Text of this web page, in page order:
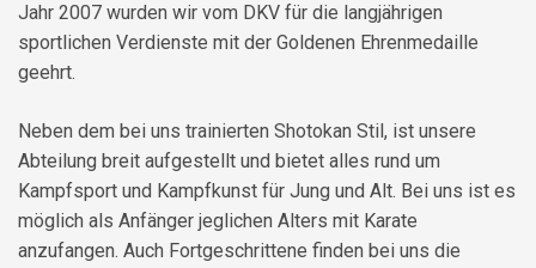
Jahr 2007 wurden wir vom DKV für die langjährigen
sportlichen Verdienste mit der Goldenen Ehrenmedaille
geehrt.
Neben dem bei uns trainierten Shotokan Stil, ist unsere
Abteilung breit aufgestellt und bietet alles rund um
Kampfsport und Kampfkunst für Jung und Alt. Bei uns ist es
möglich als Anfänger jeglichen Alters mit Karate
anzufangen. Auch Fortgeschrittene finden bei uns die